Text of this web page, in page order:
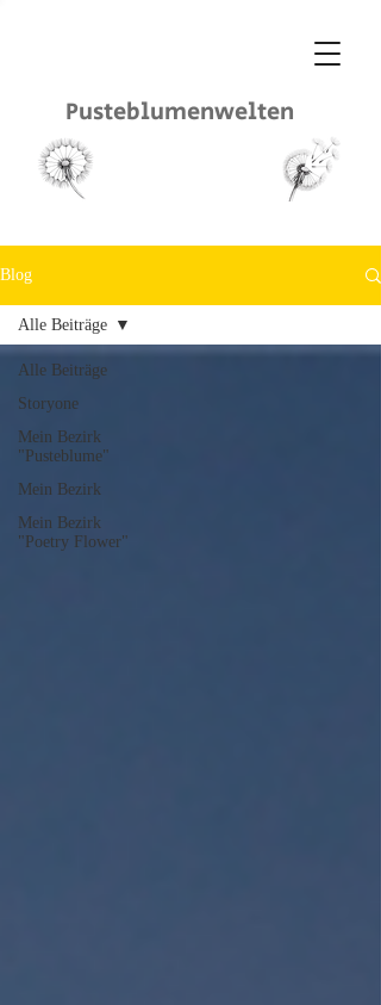
Pusteblumenwelten
Blog
Alle Beiträge
Storyone
Mein Bezirk
"Pusteblume"
Mein Bezirk
Mein Bezirk
"Poetry Flower"
Alle Beiträge